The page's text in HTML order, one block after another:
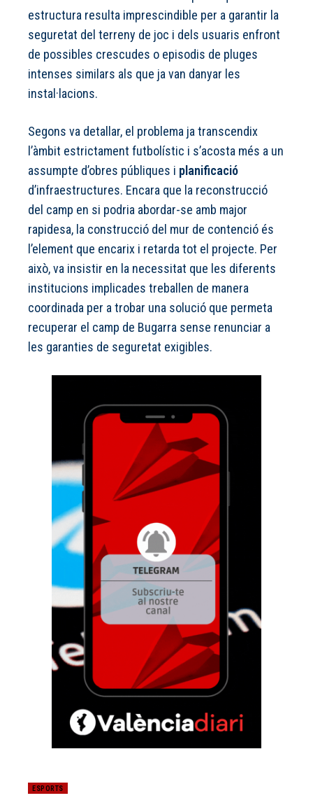
estructura resulta imprescindible per a garantir la
seguretat del terreny de joc i dels usuaris enfront
de possibles crescudes o episodis de pluges
intenses similars als que ja van danyar les
instal·lacions.
Segons va detallar, el problema ja transcendix
l’àmbit estrictament futbolístic i s’acosta més a un
assumpte d’obres públiques i planificació
d’infraestructures. Encara que la reconstrucció
del camp en si podria abordar-se amb major
rapidesa, la construcció del mur de contenció és
l’element que encarix i retarda tot el projecte. Per
això, va insistir en la necessitat que les diferents
institucions implicades treballen de manera
coordinada per a trobar una solució que permeta
recuperar el camp de Bugarra sense renunciar a
les garanties de seguretat exigibles.
ESPORTS